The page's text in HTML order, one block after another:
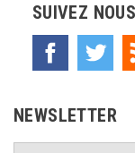
SUIVEZ NOUS
Facebook
NEWSLETTER